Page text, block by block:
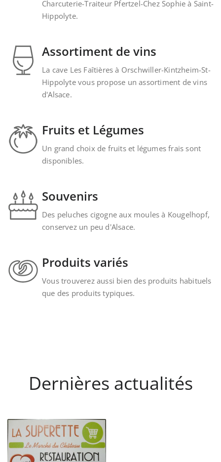
Charcuterie-Traiteur Pfertzel-Chez Sophie à Saint-
Hippolyte.
Assortiment de vins
La cave Les Faîtières à Orschwiller-Kintzheim-St-
Hippolyte vous propose un assortiment de vins
d'Alsace.
Fruits et Légumes
Un grand choix de fruits et légumes frais sont
disponibles.
Souvenirs
Des peluches cigogne aux moules à Kougelhopf,
conservez un peu d'Alsace.
Produits variés
Vous trouverez aussi bien des produits habituels
que des produits typiques.
Dernières actualités